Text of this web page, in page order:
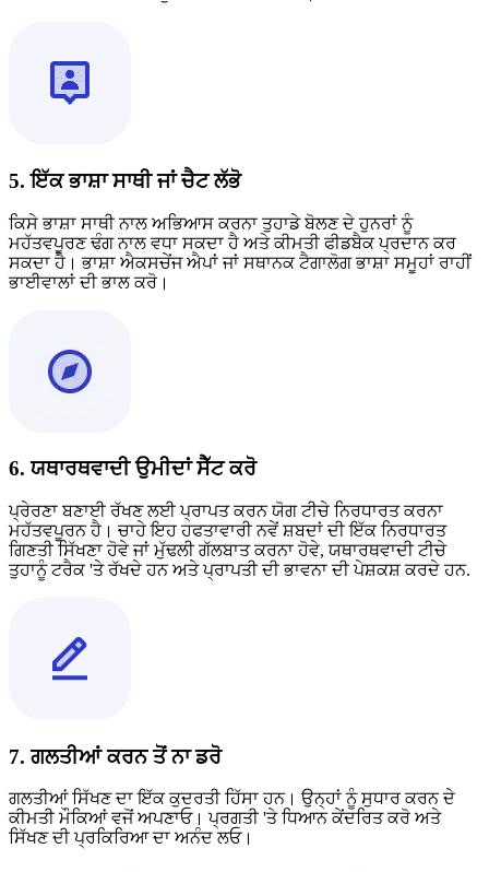
5. ਇੱਕ ਭਾਸ਼ਾ ਸਾਥੀ ਜਾਂ ਚੈਟ ਲੱਭੋ
ਕਿਸੇ ਭਾਸ਼ਾ ਸਾਥੀ ਨਾਲ ਅਭਿਆਸ ਕਰਨਾ ਤੁਹਾਡੇ ਬੋਲਣ ਦੇ ਹੁਨਰਾਂ ਨੂੰ
ਮਹੱਤਵਪੂਰਣ ਢੰਗ ਨਾਲ ਵਧਾ ਸਕਦਾ ਹੈ ਅਤੇ ਕੀਮਤੀ ਫੀਡਬੈਕ ਪ੍ਰਦਾਨ ਕਰ
ਸਕਦਾ ਹੈ। ਭਾਸ਼ਾ ਐਕਸਚੇਂਜ ਐਪਾਂ ਜਾਂ ਸਥਾਨਕ ਟੈਗਾਲੋਗ ਭਾਸ਼ਾ ਸਮੂਹਾਂ ਰਾਹੀਂ
ਭਾਈਵਾਲਾਂ ਦੀ ਭਾਲ ਕਰੋ।
6. ਯਥਾਰਥਵਾਦੀ ਉਮੀਦਾਂ ਸੈੱਟ ਕਰੋ
ਪ੍ਰੇਰਣਾ ਬਣਾਈ ਰੱਖਣ ਲਈ ਪ੍ਰਾਪਤ ਕਰਨ ਯੋਗ ਟੀਚੇ ਨਿਰਧਾਰਤ ਕਰਨਾ
ਮਹੱਤਵਪੂਰਨ ਹੈ। ਚਾਹੇ ਇਹ ਹਫਤਾਵਾਰੀ ਨਵੇਂ ਸ਼ਬਦਾਂ ਦੀ ਇੱਕ ਨਿਰਧਾਰਤ
ਗਿਣਤੀ ਸਿੱਖਣਾ ਹੋਵੇ ਜਾਂ ਮੁੱਢਲੀ ਗੱਲਬਾਤ ਕਰਨਾ ਹੋਵੇ, ਯਥਾਰਥਵਾਦੀ ਟੀਚੇ
ਤੁਹਾਨੂੰ ਟਰੈਕ 'ਤੇ ਰੱਖਦੇ ਹਨ ਅਤੇ ਪ੍ਰਾਪਤੀ ਦੀ ਭਾਵਨਾ ਦੀ ਪੇਸ਼ਕਸ਼ ਕਰਦੇ ਹਨ.
7. ਗਲਤੀਆਂ ਕਰਨ ਤੋਂ ਨਾ ਡਰੋ
ਗਲਤੀਆਂ ਸਿੱਖਣ ਦਾ ਇੱਕ ਕੁਦਰਤੀ ਹਿੱਸਾ ਹਨ। ਉਨ੍ਹਾਂ ਨੂੰ ਸੁਧਾਰ ਕਰਨ ਦੇ
ਕੀਮਤੀ ਮੌਕਿਆਂ ਵਜੋਂ ਅਪਣਾਓ। ਪ੍ਰਗਤੀ 'ਤੇ ਧਿਆਨ ਕੇਂਦਰਿਤ ਕਰੋ ਅਤੇ
ਸਿੱਖਣ ਦੀ ਪ੍ਰਕਿਰਿਆ ਦਾ ਅਨੰਦ ਲਓ।